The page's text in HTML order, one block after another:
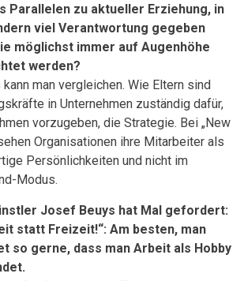
Parallelen zu aktueller Erziehung, in
viel Verantwortung gegeben
möglichst immer auf Augenhöhe
werden?
kann man vergleichen. Wie Eltern sind
in Unternehmen zuständig dafür,
vorzugeben, die Strategie. Bei „New
Organisationen ihre Mitarbeiter als
Persönlichkeiten und nicht im
Modus.
Josef Beuys hat Mal gefordert:
statt Freizeit!“: Am besten, man
so gerne, dass man Arbeit als Hobby